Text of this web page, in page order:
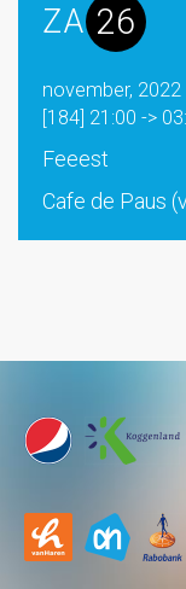
ZA 26
november, 2022
[184] 21:00 ->
Feeest
Cafe de Paus